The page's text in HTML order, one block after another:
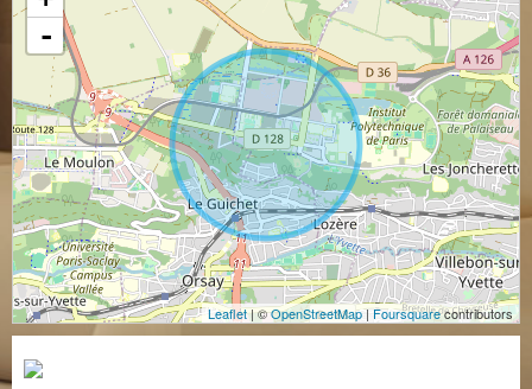
-
Leaflet| ©OpenStreetMap|Foursquarecontributors